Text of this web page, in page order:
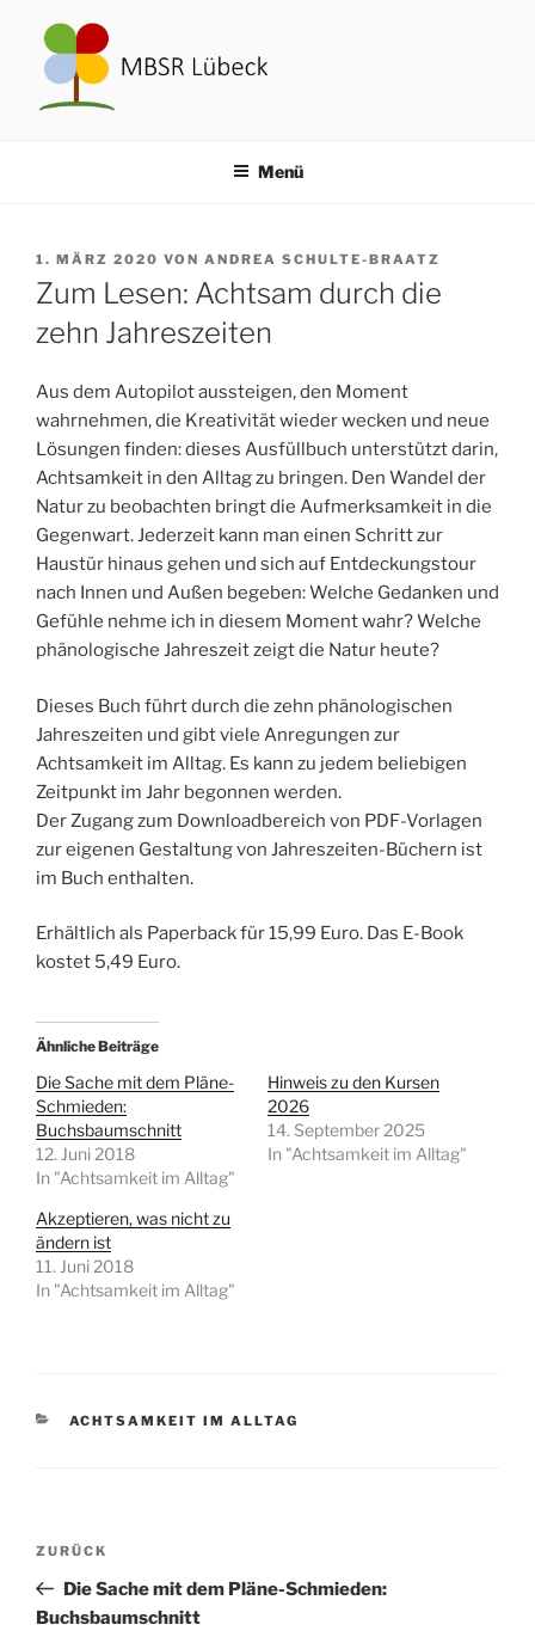
Inhalt
springen
Menü
VERÖFFENTLICHT
AM
1. MÄRZ 2020 VON ANDREA SCHULTE-BRAATZ
Zum Lesen: Achtsam durch die
zehn Jahreszeiten
Aus dem Autopilot aussteigen, den Moment
wahrnehmen, die Kreativität wieder wecken und neue
Lösungen finden: dieses Ausfüllbuch unterstützt darin,
Achtsamkeit in den Alltag zu bringen. Den Wandel der
Natur zu beobachten bringt die Aufmerksamkeit in die
Gegenwart. Jederzeit kann man einen Schritt zur
Haustür hinaus gehen und sich auf Entdeckungstour
nach Innen und Außen begeben: Welche Gedanken und
Gefühle nehme ich in diesem Moment wahr? Welche
phänologische Jahreszeit zeigt die Natur heute?
Dieses Buch führt durch die zehn phänologischen
Jahreszeiten und gibt viele Anregungen zur
Achtsamkeit im Alltag. Es kann zu jedem beliebigen
Zeitpunkt im Jahr begonnen werden.
Der Zugang zum Downloadbereich von PDF-Vorlagen
zur eigenen Gestaltung von Jahreszeiten-Büchern ist
im Buch enthalten.
Erhältlich als Paperback für 15,99 Euro. Das E-Book
kostet 5,49 Euro.
Ähnliche Beiträge
Die Sache mit dem Pläne-
Schmieden:
Buchsbaumschnitt
12. Juni 2018
In "Achtsamkeit im Alltag"
Hinweis zu den Kursen
2026
14. September 2025
In "Achtsamkeit im Alltag"
Akzeptieren, was nicht zu
ändern ist
11. Juni 2018
In "Achtsamkeit im Alltag"
KATEGORIEN
ACHTSAMKEIT IM ALLTAG
Beitrags-
Vorheriger
Beitrag
ZURÜCK
Die Sache mit dem Pläne-Schmieden:
Buchsbaumschnitt